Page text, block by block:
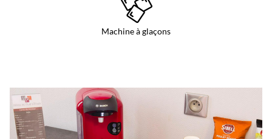
Machine à glaçons